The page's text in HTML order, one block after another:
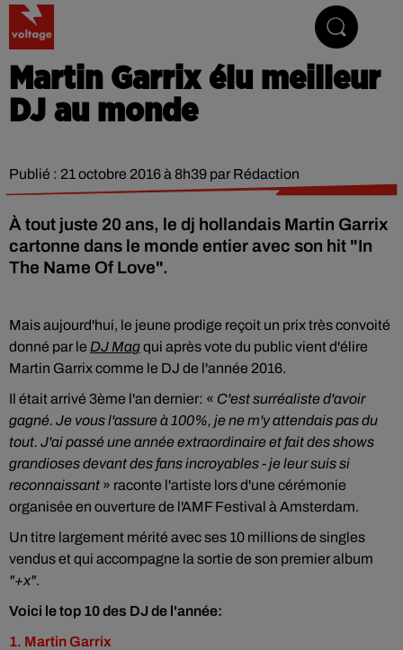
Martin Garrix élu meilleur
DJ au monde
Publié : 21 octobre 2016 à 8h39 par Rédaction
À tout juste 20 ans, le dj hollandais Martin Garrix
cartonne dans le monde entier avec son hit "In
The Name Of Love".
Mais aujourd'hui, le jeune prodige reçoit un prix très convoité
donné par le DJ Magqui après vote du public vient d'élire
Martin Garrix comme le DJ de l'année 2016.
Il était arrivé 3ème l'an dernier: « C'est surréaliste d'avoir
gagné. Je vous l'assure à 100%, je ne m'y attendais pas du
tout. J'ai passé une année extraordinaire et fait des shows
grandioses devant des fans incroyables - je leur suis si
reconnaissant » raconte l'artiste lors d'une cérémonie
organisée en ouverture de l'AMF Festival à Amsterdam.
Un titre largement mérité avec ses 10 millions de singles
vendus et qui accompagne la sortie de son premier album
"+x".
Voici le top 10 des DJ de l'année:
1. Martin Garrix